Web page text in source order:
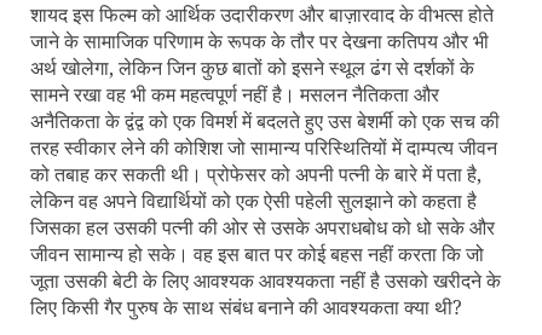
शायद इस फिल्म को आर्थिक उदारीकरण और बाज़ारवाद के वीभत्स होते
जाने के सामाजिक परिणाम के रूपक के तौर पर देखना कतिपय और भी
अर्थ खोलेगा, लेकिन जिन कुछ बातों को इसने स्थूल ढंग से दर्शकों के
सामने रखा वह भी कम महत्वपूर्ण नहीं है। मसलन नैतिकता और
अनैतिकता के द्वंद्व को एक विमर्श में बदलते हुए उस बेशर्मी को एक सच की
तरह स्वीकार लेने की कोशिश जो सामान्य परिस्थितियों में दाम्‍पत्‍य जीवन
को तबाह कर सकती थी। प्रोफेसर को अपनी पत्नी के बारे में पता है,
लेकिन वह अपने विद्यार्थियों को एक ऐसी पहेली सुलझाने को कहता है
जिसका हल उसकी पत्नी की ओर से उसके अपराधबोध को धो सके और
जीवन सामान्य हो सके। वह इस बात पर कोई बहस नहीं करता कि जो
जूता उसकी बेटी के लिए आवश्‍यक आवश्यकता नहीं है उसको खरीदने के
लिए किसी गैर पुरुष के साथ संबंध बनाने की आवश्यकता क्या थी?